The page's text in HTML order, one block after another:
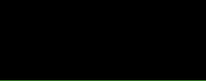
أوروبية عن استعمال توصيف “الإبادة الجماعية” رغم مرور أكثر من
قدرتهم على المقاومة، و إنما من علاقتهم بالأرض، قائلا إن
مستحضرا في هذا السياق تجربة الزعيم الفلسطيني ياسر عرفات